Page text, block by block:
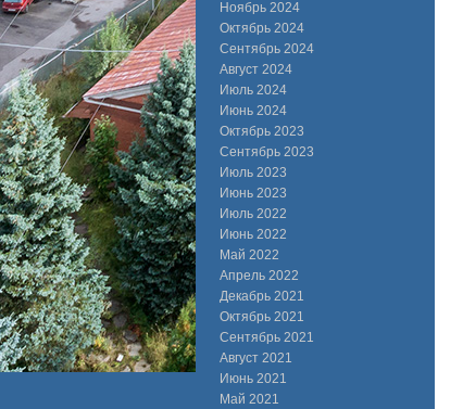
Ноябрь 2024
Октябрь 2024
Сентябрь 2024
Август 2024
Июль 2024
Июнь 2024
Октябрь 2023
Сентябрь 2023
Июль 2023
Июнь 2023
Июль 2022
Июнь 2022
Май 2022
Апрель 2022
Декабрь 2021
Октябрь 2021
Сентябрь 2021
Август 2021
Июнь 2021
Май 2021